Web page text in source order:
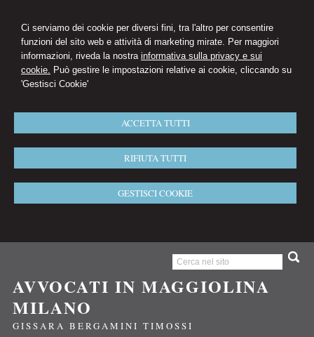
Ci serviamo dei cookie per diversi fini, tra l'altro per consentire
funzioni del sito web e attività di marketing mirate. Per maggiori
informazioni, riveda la nostra informativa sulla privacy e sui
cookie. Può gestire le impostazioni relative ai cookie, cliccando su
'Gestisci Cookie'
ACCETTA TUTTI
RIFIUTA TUTTI
GESTISCI COOKIE
AVVOCATI IN MAGGIOLINA
MILANO
GISSARA BERGAMINI TIMOSSI